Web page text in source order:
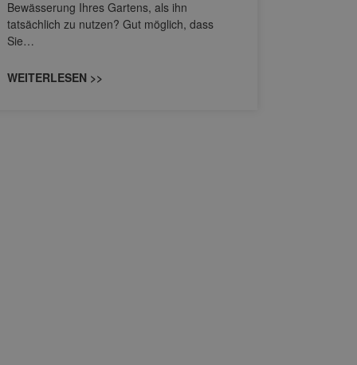
Bewässerung Ihres Gartens, als ihn
tatsächlich zu nutzen? Gut möglich, dass
Sie…
WEITERLESEN >>